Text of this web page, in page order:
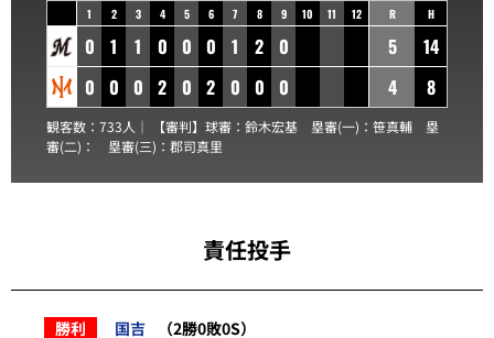
1 2 3 4 5 6 7 8 9 10 11 12
0 1 1 0 0 0 1 2 0
0 0 0 2 0 2 0 0 0
R H
5
14
4
8
観客数：733人｜ 【審判】球審： 鈴木宏基 塁審(一)： 笹真輔 塁
審(二)：
塁審(三)： 郡司真里
責任投手
勝利 国吉
（2勝0敗0S）